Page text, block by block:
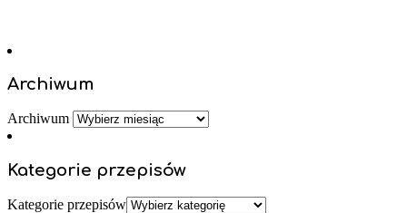
Archiwum
Archiwum
Kategorie przepisów
Kategorie przepisów